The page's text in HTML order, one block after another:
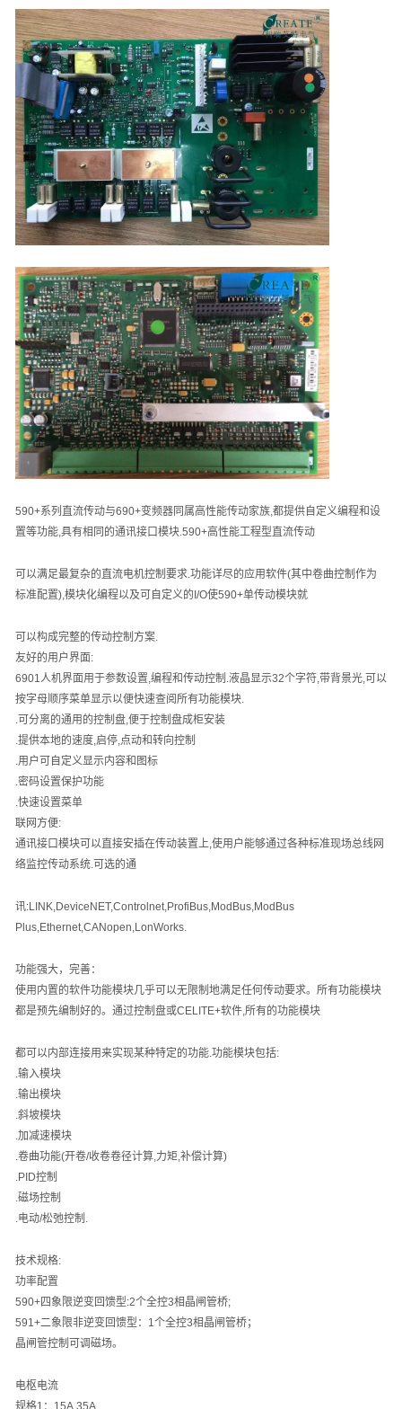
590+系列直流传动与690+变频器同属高性能传动家族 都提供自定义编程和设
置等功能 具有相同的通讯接口模块 .590+高性能工程型直流传动
可以满足最复杂的直流电机控制要求 功能详尽的应用软件(其中卷曲控制作为
标准配置), 模块化编程以及可自定义的I/O使590+单传动模块就
可以构成完整的传动控制方案
友好的用户界面:
6901 人机界面用于参数设置 编程和传动控制 液晶显示32个字符 带背景光 可以
按字母顺序菜单显示以便快速查阅所有功能模块
可分离的通用的控制盘 便于控制盘成柜安装
提供本地的速度 启停 点动和转向控制
用户可自定义显示内容和图标
密码设置保护功能
快速设置菜单
联网方便:
通讯接口模块可以直接安插在传动装置上 使用户能够通过各种标准现场总线网
络监控传动系统 可选的通
讯:LINK,DeviceNET,Controlnet,ProfiBus,ModBus,ModBus
Plus,Ethernet,CANopen,LonWorks.
功能强大，完善：
使用内置的软件功能模块几乎可以无限制地满足任何传动要求。所有功能模块
都是预先编制好的。通过控制盘或CELITE+软件 所有的功能模块
都可以内部连接用来实现某种特定的功能 功能模块包括:
输入模块
输出模块
斜坡模块
加减速模块
卷曲功能(开卷/收卷卷径计算 力矩 补偿计算)
.PID控制
磁场控制
电动/松弛控制
技术规格:
功率配置
590+四象限逆变回馈型:2个全控3相晶闸管桥;
591+二象限非逆变回馈型： 1 个全控3相晶闸管桥；
晶闸管控制可调磁场。
电枢电流
规格1 ： 15A,35A